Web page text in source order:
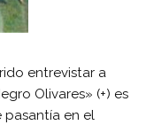
entrevistar a
Olivares» (+) es
en el